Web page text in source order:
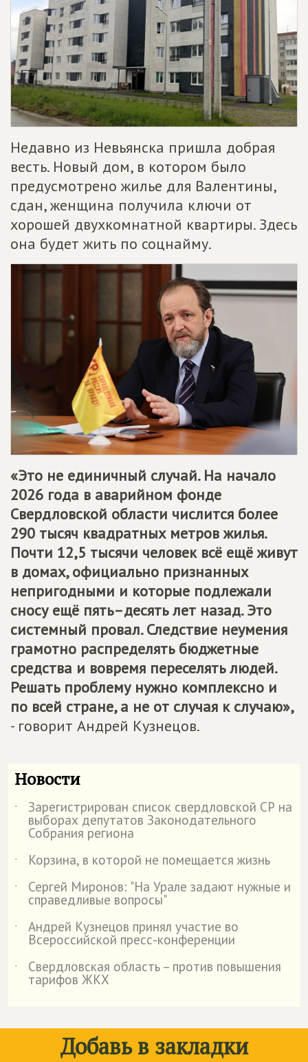
Недавно из Невьянска пришла добрая
весть. Новый дом, в котором было
предусмотрено жилье для Валентины,
сдан, женщина получила ключи от
хорошей двухкомнатной квартиры. Здесь
она будет жить по соцнайму.
«Это не единичный случай. На начало
2026 года в аварийном фонде
Свердловской области числится более
290 тысяч квадратных метров жилья.
Почти 12,5 тысячи человек всё ещё живут
в домах, официально признанных
непригодными и которые подлежали
сносу ещё пять–десять лет назад. Это
системный провал. Следствие неумения
грамотно распределять бюджетные
средства и вовремя переселять людей.
Решать проблему нужно комплексно и
по всей стране, а не от случая к случаю»,
- говорит Андрей Кузнецов.
Новости
˙ Зарегистрирован список свердловской СР на
выборах депутатов Законодательного
Собрания региона
˙
Корзина, в которой не помещается жизнь
˙
Сергей Миронов: "На Урале задают нужные и
справедливые вопросы"
˙
Андрей Кузнецов принял участие во
Всероссийской пресс-конференции
˙
Свердловская область – против повышения
тарифов ЖКХ
Добавь в закладки